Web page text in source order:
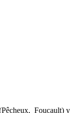
Foucault)